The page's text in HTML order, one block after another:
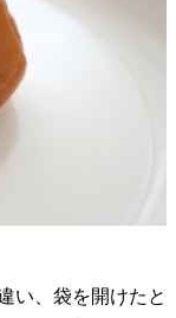
い、袋を開けたと